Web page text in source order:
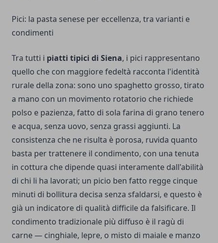
Pici: la pasta senese per eccellenza, tra varianti e
condimenti
Tra tutti i piatti tipici di Siena, i pici rappresentano
quello che con maggiore fedeltà racconta l'identità
rurale della zona: sono uno spaghetto grosso, tirato
a mano con un movimento rotatorio che richiede
polso e pazienza, fatto di sola farina di grano tenero
e acqua, senza uovo, senza grassi aggiunti. La
consistenza che ne risulta è porosa, ruvida quanto
basta per trattenere il condimento, con una tenuta
in cottura che dipende quasi interamente dall'abilità
di chi li ha lavorati; un picio ben fatto regge cinque
minuti di bollitura decisa senza sfaldarsi, e questo è
già un indicatore di qualità difficile da falsificare. Il
condimento tradizionale più diffuso è il ragù di
carne — cinghiale, lepre, o misto di maiale e manzo